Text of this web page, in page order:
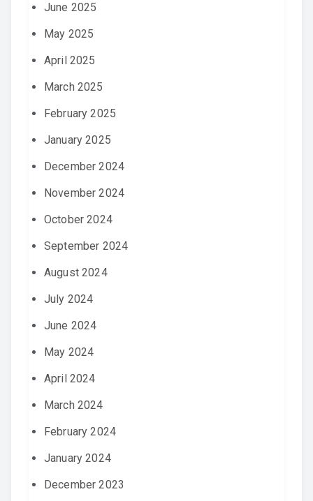
June 2025
May 2025
April 2025
March 2025
February 2025
January 2025
December 2024
November 2024
October 2024
September 2024
August 2024
July 2024
June 2024
May 2024
April 2024
March 2024
February 2024
January 2024
December 2023